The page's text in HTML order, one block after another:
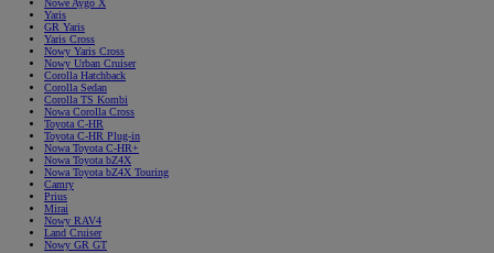
Nowe Aygo X
Yaris
GR Yaris
Yaris Cross
Nowy Yaris Cross
Nowy Urban Cruiser
Corolla Hatchback
Corolla Sedan
Corolla TS Kombi
Nowa Corolla Cross
Toyota C-HR
Toyota C-HR Plug-in
Nowa Toyota C-HR+
Nowa Toyota bZ4X
Nowa Toyota bZ4X Touring
Camry
Prius
Mirai
Nowy RAV4
Land Cruiser
Nowy GR GT